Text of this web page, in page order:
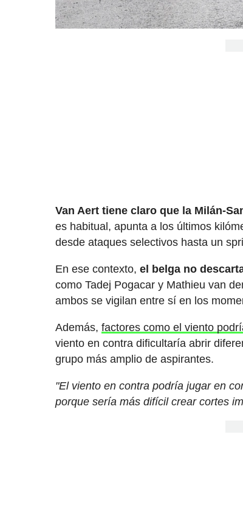
Van Aert tiene claro que la Milán-
es habitual, apunta a los últimos
desde ataques selectivos hasta un
En ese contexto, el belga no
como Tadej Pogacar y Mathieu van
ambos se vigilan entre sí en los
Además,factores como el viento
viento en contra dificultaría abrir
grupo más amplio de aspirantes.
"El viento en contra podría jugar en
porque sería más difícil crear cortes